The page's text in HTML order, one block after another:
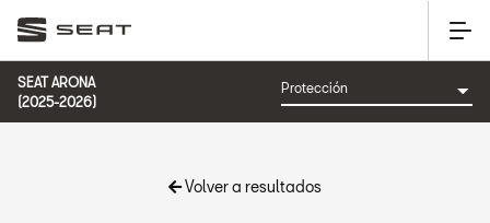
SEAT ARONA
(2025-2026)
Volver a resultados